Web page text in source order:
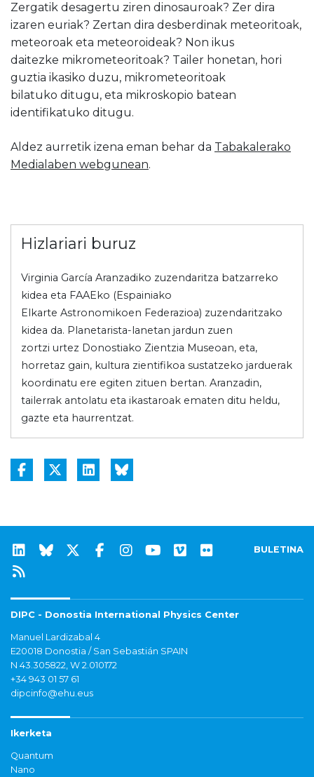
Zergatik desagertu ziren dinosauroak? Zer dira
izaren euriak? Zertan dira desberdinak meteoritoak,
meteoroak eta meteoroideak? Non ikus
daitezke mikrometeoritoak? Tailer honetan, hori
guztia ikasiko duzu, mikrometeoritoak
bilatuko ditugu, eta mikroskopio batean
identifikatuko ditugu.
Aldez aurretik izena eman behar da Tabakalerako
Medialaben webgunean.
Hizlariari buruz
Virginia García Aranzadiko zuzendaritza batzarreko
kidea eta FAAEko (Espainiako
Elkarte Astronomikoen Federazioa) zuzendaritzako
kidea da. Planetarista-lanetan jardun zuen
zortzi urtez Donostiako Zientzia Museoan, eta,
horretaz gain, kultura zientifikoa sustatzeko jarduerak
koordinatu ere egiten zituen bertan. Aranzadin,
tailerrak antolatu eta ikastaroak ematen ditu heldu,
gazte eta haurrentzat.
BULETINA
DIPC - Donostia International Physics Center
Manuel Lardizabal 4
E20018 Donostia / San Sebastián SPAIN
N 43.305822, W 2.010172
+34 943 01 57 61
dipcinfo@ehu.eus
Ikerketa
Quantum
Nano